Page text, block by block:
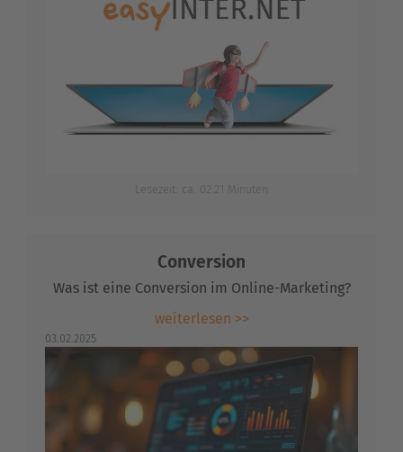
Lesezeit: ca. 02:21 Minuten
Conversion
Was ist eine Conversion im Online-Marketing?
weiterlesen >>
03.02.2025